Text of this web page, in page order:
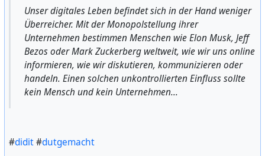
Unser digitales Leben befindet sich in der Hand weniger
Überreicher. Mit der Monopolstellung ihrer
Unternehmen bestimmen Menschen wie Elon Musk, Jeff
Bezos oder Mark Zuckerberg weltweit, wie wir uns online
informieren, wie wir diskutieren, kommunizieren oder
handeln. Einen solchen unkontrollierten Einfluss sollte
kein Mensch und kein Unternehmen...
#didit#dutgemacht